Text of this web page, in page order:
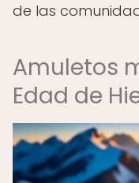
de las
Amuletos
Edad de